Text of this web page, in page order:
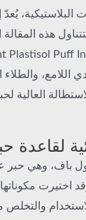
يُعدّ
هذه
والطلاء
العالية
باف، وهي حبر
اختيرت
الاستخدام